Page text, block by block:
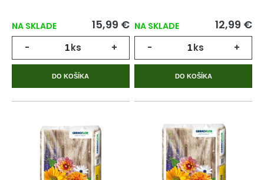
NA SKLADE 15,99 €
- ks +
DO KOŠÍKA
NA SKLADE 12,99 €
- ks +
DO KOŠÍKA